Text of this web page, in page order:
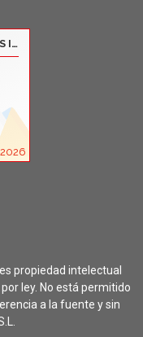
propiedad intelectual
ley. No está permitido
a la fuente y sin